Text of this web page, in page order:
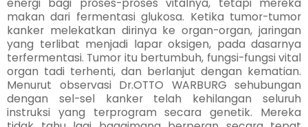
energi bagi proses-proses vitalnya, tetapi mereka
makan dari fermentasi glukosa. Ketika tumor-tumor
kanker melekatkan dirinya ke organ-organ, jaringan
yang terlibat menjadi lapar oksigen, pada dasarnya
terfermentasi. Tumor itu bertumbuh, fungsi-fungsi vital
organ tadi terhenti, dan berlanjut dengan kematian.
Menurut observasi Dr.OTTO WARBURG sehubungan
dengan sel-sel kanker telah kehilangan seluruh
instruksi yang terprogram secara genetik. Mereka